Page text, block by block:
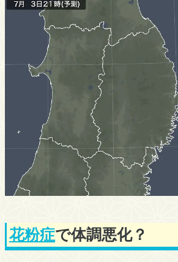
花粉症で体調悪化？